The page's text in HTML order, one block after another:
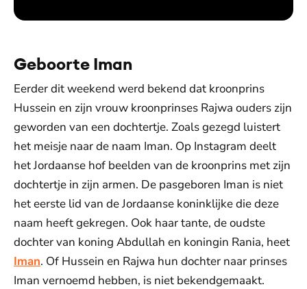
Geboorte Iman
Eerder dit weekend werd bekend dat kroonprins
Hussein en zijn vrouw kroonprinses Rajwa ouders zijn
geworden van een dochtertje. Zoals gezegd luistert
het meisje naar de naam Iman. Op Instagram deelt
het Jordaanse hof beelden van de kroonprins met zijn
dochtertje in zijn armen. De pasgeboren Iman is niet
het eerste lid van de Jordaanse koninklijke die deze
naam heeft gekregen. Ook haar tante, de oudste
dochter van koning Abdullah en koningin Rania, heet
Iman. Of Hussein en Rajwa hun dochter naar prinses
Iman vernoemd hebben, is niet bekendgemaakt.